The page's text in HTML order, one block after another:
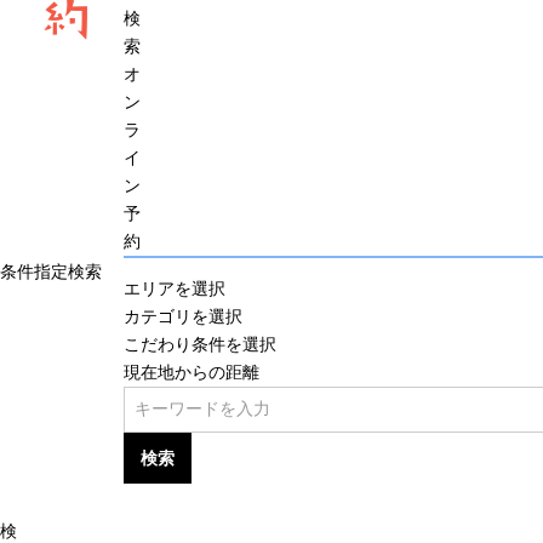
約
検
索
オ
ン
ラ
イ
ン
予
約
条件指定検索
エリアを選択
カテゴリを選択
こだわり条件を選択
現在地からの距離
検索
検